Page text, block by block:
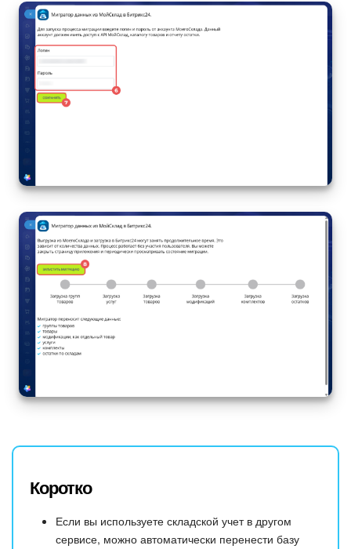
Коротко
Если вы используете складской учет в другом
сервисе, можно автоматически перенести базу